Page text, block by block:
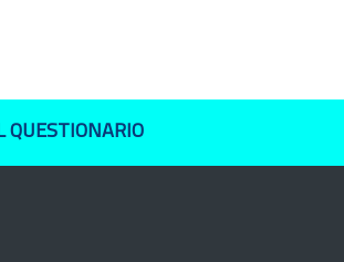
QUESTIONARIO